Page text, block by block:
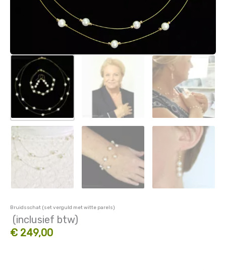
Bruidsschat (set verguld met witte parels)
(inclusief btw)
€ 249,00